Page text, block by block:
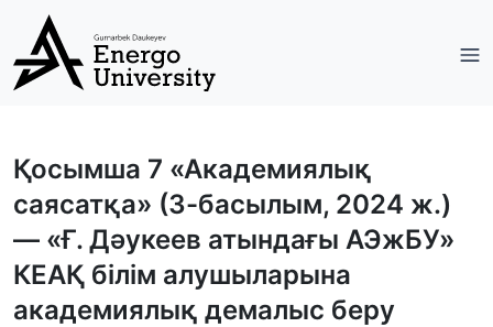
Қосымша 7 «Академиялық
саясатқа» (3-басылым, 2024 ж.)
— «Ғ. Дәукеев атындағы АЭжБУ»
КЕАҚ білім алушыларына
академиялық демалыс беру